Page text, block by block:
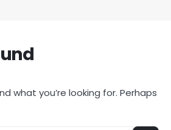
what you’re looking for. Perhaps